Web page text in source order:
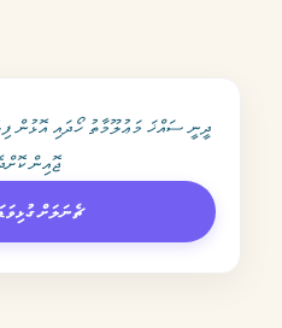
ދީނީ ސައްޚަ މަޢުލޫމާތު ހޯދައި އޮޅުން
ޖޮއިން
ޗެނަލަށް